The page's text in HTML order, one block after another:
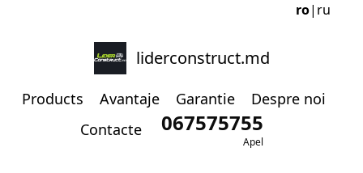
ro| ru
liderconstruct.md
Products Avantaje Garantie
Despre noi
Contacte
067575755
Apel